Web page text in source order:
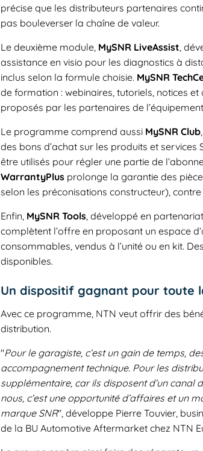
précise que les distributeurs partenaires
pas bouleverser la chaîne de valeur.
Le deuxième module, MySNR LiveAssist,
assistance en visio pour les diagnostics à
inclus selon la formule choisie. MySNR
de formation : webinaires, tutoriels, notices
proposés par les partenaires de
Le programme comprend aussi MySNR Club
des bons d’achat sur les produits et
être utilisés pour régler une partie de
WarrantyPlus prolonge la garantie des
selon les préconisations constructeur),
Enfin, MySNR Tools, développé en
complètent l’offre en proposant un espace
consommables, vendus à l’unité ou en kit.
disponibles.
Un dispositif gagnant pour toute
Avec ce programme, NTN veut offrir des
distribution.
"Pour le garagiste, c’est un gain de temps,
accompagnement technique. Pour les
supplémentaire, car ils disposent d’un
nous, c’est une opportunité d’affaires et un
marque SNR", développe Pierre Touvier,
de la BU Automotive Aftermarket chez NTN